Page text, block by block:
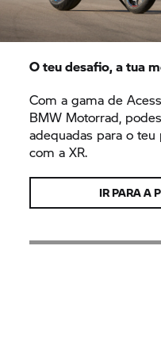
O teu desafio, a tua
Com a gama de
BMW Motorrad,
adequadas para o
com a XR.
IR PARA A